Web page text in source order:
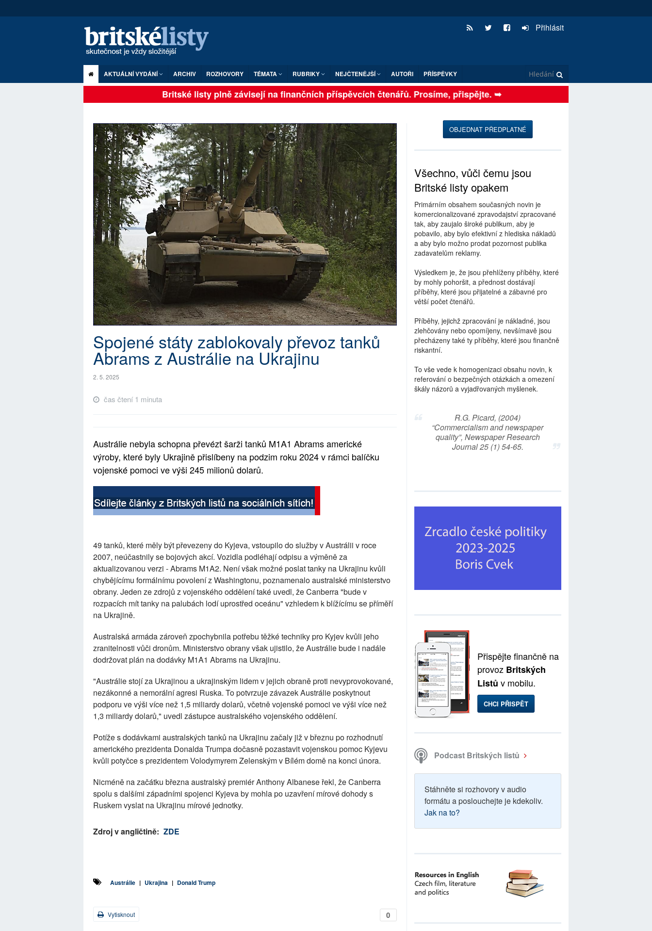
Přihlásit
AKTUÁLNÍ VYDÁNÍ ARCHIV ROZHOVORY TÉMATA RUBRIKY NEJČTENĚJŠÍ AUTOŘI PŘÍSPĚVKY
Britské listy plně závisejí na finančních příspěvcích čtenářů. Prosíme, přispějte. ➥
Spojené státy zablokovaly převoz tanků
Abrams z Austrálie na Ukrajinu
2. 5. 2025
čas čtení 1 minuta
Austrálie nebyla schopna převézt šarži tanků M1A1 Abrams americké
výroby, které byly Ukrajině přislíbeny na podzim roku 2024 v rámci balíčku
vojenské pomoci ve výši 245 milionů dolarů.
49 tanků, které měly být převezeny do Kyjeva, vstoupilo do služby v Austrálii v roce
2007, neúčastnily se bojových akcí. Vozidla podléhají odpisu a výměně za
aktualizovanou verzi - Abrams M1A2. Není však možné poslat tanky na Ukrajinu kvůli
chybějícímu formálnímu povolení z Washingtonu, poznamenalo australské ministerstvo
obrany. Jeden ze zdrojů z vojenského oddělení také uvedl, že Canberra "bude v
rozpacích mít tanky na palubách lodí uprostřed oceánu" vzhledem k blížícímu se příměří
na Ukrajině.
Australská armáda zároveň zpochybnila potřebu těžké techniky pro Kyjev kvůli jeho
zranitelnosti vůči dronům. Ministerstvo obrany však ujistilo, že Austrálie bude i nadále
dodržovat plán na dodávky M1A1 Abrams na Ukrajinu.
"Austrálie stojí za Ukrajinou a ukrajinským lidem v jejich obraně proti nevyprovokované,
nezákonné a nemorální agresi Ruska. To potvrzuje závazek Austrálie poskytnout
podporu ve výši více než 1,5 miliardy dolarů, včetně vojenské pomoci ve výši více než
1,3 miliardy dolarů," uvedl zástupce australského vojenského oddělení.
Potíže s dodávkami australských tanků na Ukrajinu začaly již v březnu po rozhodnutí
amerického prezidenta Donalda Trumpa dočasně pozastavit vojenskou pomoc Kyjevu
kvůli potyčce s prezidentem Volodymyrem Zelenským v Bílém domě na konci února.
Nicméně na začátku března australský premiér Anthony Albanese řekl, že Canberra
spolu s dalšími západními spojenci Kyjeva by mohla po uzavření mírové dohody s
Ruskem vyslat na Ukrajinu mírové jednotky.
Zdroj v angličtině: ZDE
Austrálie | Ukrajina | Donald Trump
0
Vytisknout
OBJEDNAT PŘEDPLATNÉ
Všechno, vůči čemu jsou
Britské listy opakem
Primárním obsahem současných novin je
komercionalizované zpravodajství zpracované
tak, aby zaujalo široké publikum, aby je
pobavilo, aby bylo efektivní z hlediska nákladů
a aby bylo možno prodat pozornost publika
zadavatelům reklamy.
Výsledkem je, že jsou přehlíženy příběhy, které
by mohly pohoršit, a přednost dostávají
příběhy, které jsou přijatelné a zábavné pro
větší počet čtenářů.
Příběhy, jejichž zpracování je nákladné, jsou
zlehčovány nebo opomíjeny, nevšímavě jsou
přecházeny také ty příběhy, které jsou finančně
riskantní.
To vše vede k homogenizaci obsahu novin, k
referování o bezpečných otázkách a omezení
škály názorů a vyjadřovaných myšlenek.
R.G. Picard, (2004)
“Commercialism and newspaper
quality”, Newspaper Research
Journal 25 (1) 54-65.
Přispějte finančně na
provoz Britských
Listů v mobilu.
CHCI PŘISPĚT
Podcast Britských listů
Stáhněte si rozhovory v audio
formátu a poslouchejte je kdekoliv.
Jak na to?